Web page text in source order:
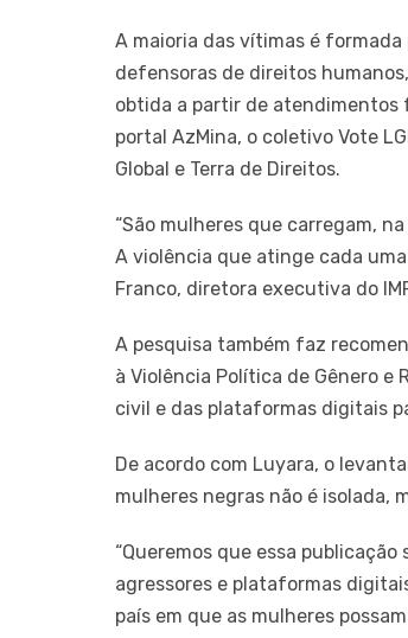
A maioria das vítimas é
defensoras de direitos
obtida a partir de atendimentos
portal AzMina, o coletivo Vote
Global e Terra de Direitos.
“São mulheres que carregam,
A violência que atinge cada
Franco, diretora executiva do
A pesquisa também faz
à Violência Política de Gênero e
civil e das plataformas digitais
De acordo com Luyara, o
mulheres negras não é isolada,
“Queremos que essa
agressores e plataformas
país em que as mulheres